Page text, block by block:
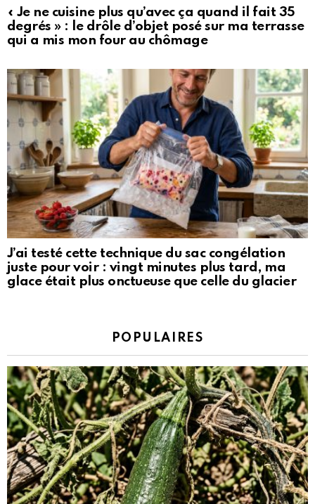
« Je ne cuisine plus qu’avec ça quand il fait 35
degrés » : le drôle d’objet posé sur ma terrasse
qui a mis mon four au chômage
J’ai testé cette technique du sac congélation
juste pour voir : vingt minutes plus tard, ma
glace était plus onctueuse que celle du glacier
POPULAIRES